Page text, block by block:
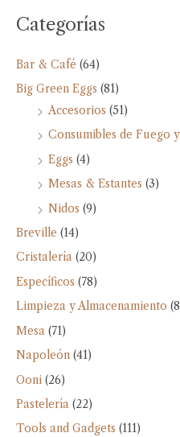
Categorías
Bar & Café (64)
Big Green Eggs (81)
Accesorios (51)
Consumibles de Fuego
Eggs (4)
Mesas & Estantes (3)
Nidos (9)
Breville (14)
Cristalería (20)
Específicos (78)
Limpieza y Almacenamiento
Mesa (71)
Napoleón (41)
Ooni (26)
Pastelería (22)
Tools and Gadgets (111)